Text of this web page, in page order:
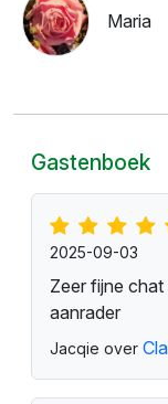
Maria
Gastenboek
2025-09-03
Zeer fijne
aanrader
Jacqie over